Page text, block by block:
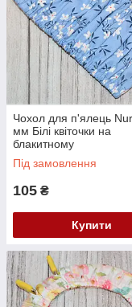
Чохол для п'ялець
мм Білі квіточки на
блакитному
Під замовлення
105 ₴
Купити